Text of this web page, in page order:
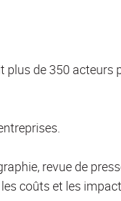
de 350 acteurs
revue de
coûts et les